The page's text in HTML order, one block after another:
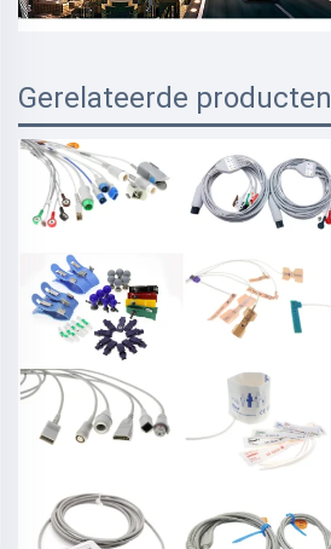
Gerelateerde producten